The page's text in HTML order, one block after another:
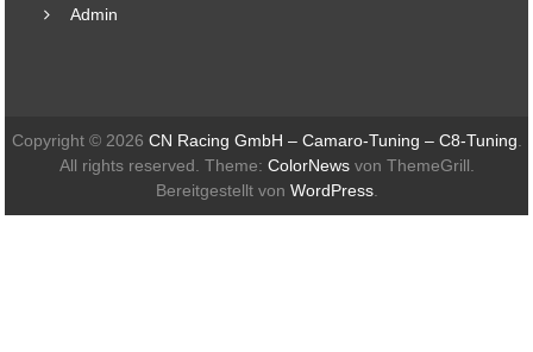
Admin
Copyright © 2026 CN Racing GmbH – Camaro-Tuning – C8-Tuning
All rights reserved. Theme: ColorNewsvon ThemeGrill.
Bereitgestellt von WordPress.